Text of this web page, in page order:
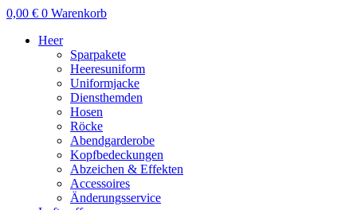
0,00 € 0 Warenkorb
Heer
Sparpakete
Heeresuniform
Uniformjacke
Diensthemden
Hosen
Röcke
Abendgarderobe
Kopfbedeckungen
Abzeichen & Effekten
Accessoires
Änderungsservice